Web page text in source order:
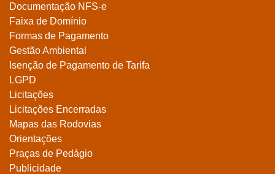
Documentação NFS-e
Faixa de Domínio
Formas de Pagamento
Gestão Ambiental
Isenção de Pagamento de Tarifa
LGPD
Licitações
Licitações Encerradas
Mapas das Rodovias
Orientações
Praças de Pedágio
Publicidade